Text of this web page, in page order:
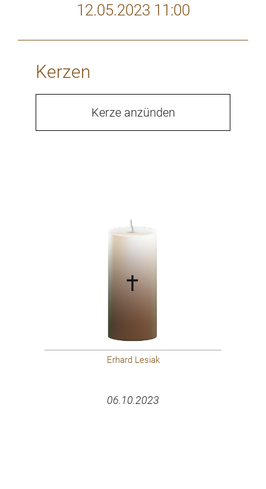
12.05.2023 11:00
Kerzen
Kerze anzünden
Erhard Lesiak
06.10.2023